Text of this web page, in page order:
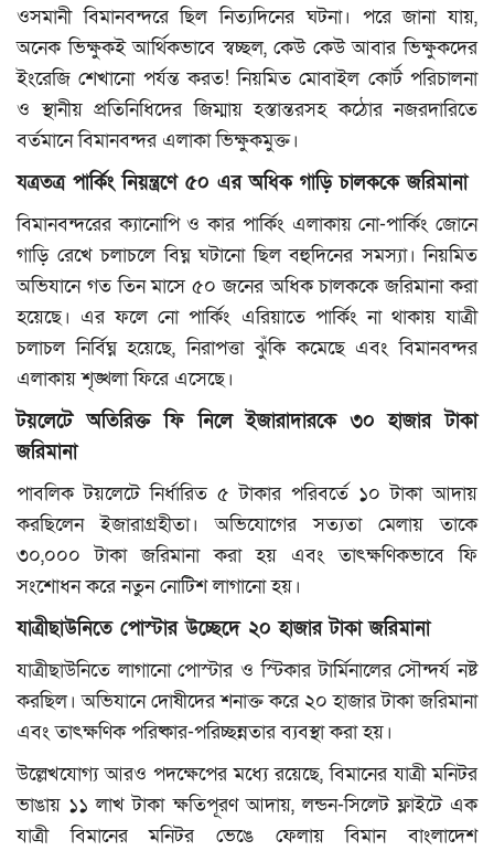
ওসমানী বিমানবন্দরে ছিল নিত্যদিনের ঘটনা। পরে জানা যায়,
অনেক ভিক্ষুকই আর্থিকভাবে স্বচ্ছল, কেউ কেউ আবার ভিক্ষুকদের
ইংরেজি শেখানো পর্যন্ত করত! নিয়মিত মোবাইল কোর্ট পরিচালনা
ও স্থানীয় প্রতিনিধিদের জিম্মায় হস্তান্তরসহ কঠোর নজরদারিতে
বর্তমানে বিমানবন্দর এলাকা ভিক্ষুকমুক্ত।
যত্রতত্র পার্কিং নিয়ন্ত্রণে ৫০ এর অধিক গাড়ি চালককে জরিমানা
বিমানবন্দরের ক্যানোপি ও কার পার্কিং এলাকায় নো-পার্কিং জোনে
গাড়ি রেখে চলাচলে বিঘ্ন ঘটানো ছিল বহুদিনের সমস্যা। নিয়মিত
অভিযানে গত তিন মাসে ৫০ জনের অধিক চালককে জরিমানা করা
হয়েছে। এর ফলে নো পার্কিং এরিয়াতে পার্কিং না থাকায় যাত্রী
চলাচল নির্বিঘ্ন হয়েছে, নিরাপত্তা ঝুঁকি কমেছে এবং বিমানবন্দর
এলাকায় শৃঙ্খলা ফিরে এসেছে।
টয়লেটে অতিরিক্ত ফি নিলে ইজারাদারকে ৩০ হাজার টাকা
জরিমানা
পাবলিক টয়লেটে নির্ধারিত ৫ টাকার পরিবর্তে ১০ টাকা আদায়
করছিলেন ইজারাগ্রহীতা। অভিযোগের সত্যতা মেলায় তাকে
৩০,০০০ টাকা জরিমানা করা হয় এবং তাৎক্ষণিকভাবে ফি
সংশোধন করে নতুন নোটিশ লাগানো হয়।
যাত্রীছাউনিতে পোস্টার উচ্ছেদে ২০ হাজার টাকা জরিমানা
যাত্রীছাউনিতে লাগানো পোস্টার ও স্টিকার টার্মিনালের সৌন্দর্য নষ্ট
করছিল। অভিযানে দোষীদের শনাক্ত করে ২০ হাজার টাকা জরিমানা
এবং তাৎক্ষণিক পরিষ্কার-পরিচ্ছন্নতার ব্যবস্থা করা হয়।
উল্লেখযোগ্য আরও পদক্ষেপের মধ্যে রয়েছে, বিমানের যাত্রী মনিটর
ভাঙায় ১১ লাখ টাকা ক্ষতিপূরণ আদায়, লন্ডন-সিলেট ফ্লাইটে এক
যাত্রী বিমানের মনিটর ভেঙে ফেলায় বিমান বাংলাদেশ